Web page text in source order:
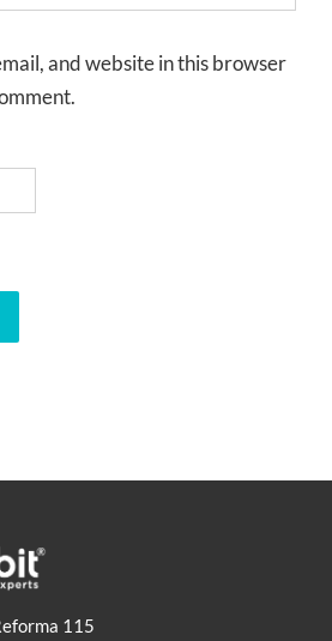
and website in this browser
115